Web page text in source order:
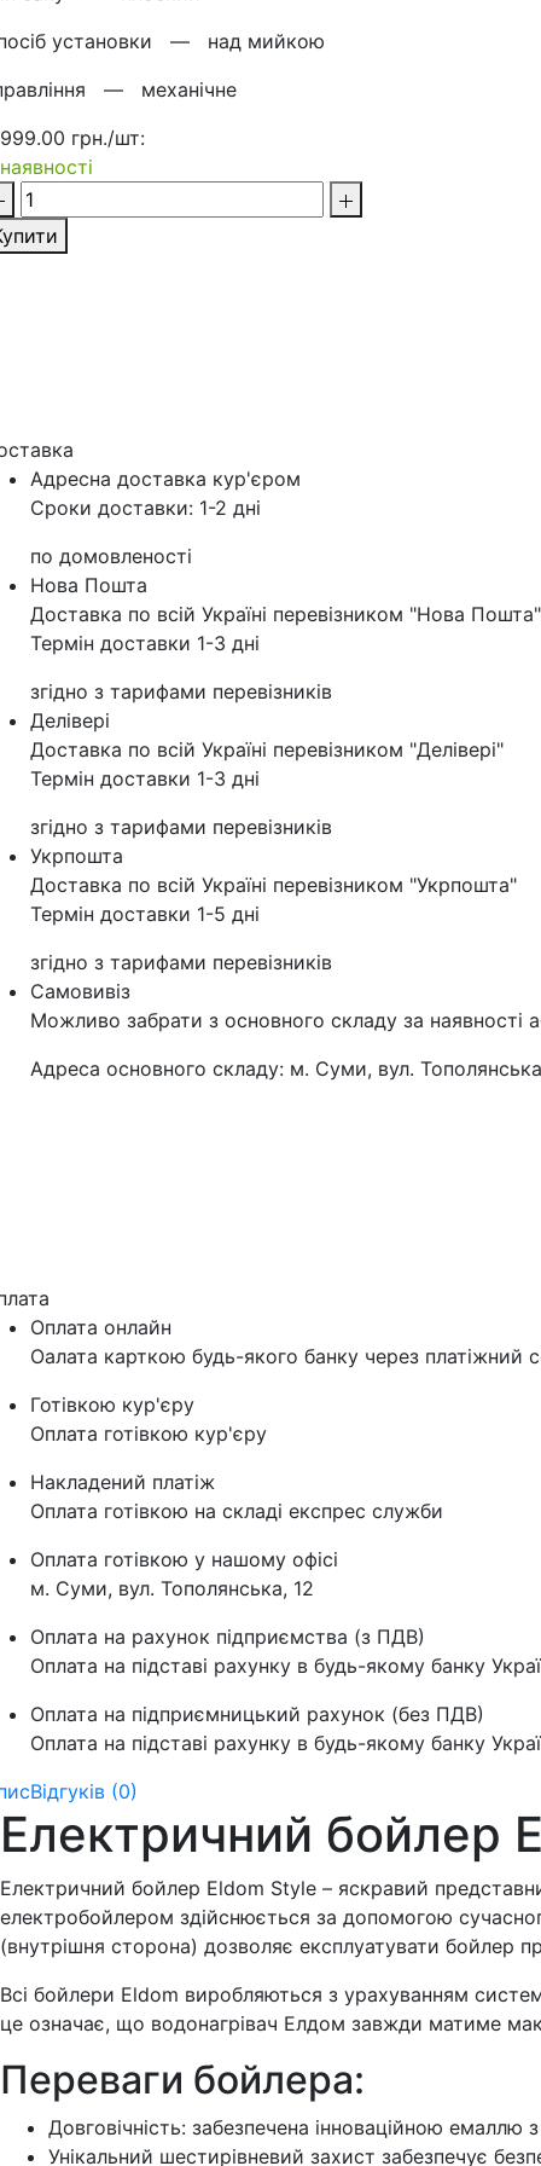
установки — над мийкою
— механічне
грн./шт:
Адресна доставка кур'‎єром
Сроки доставки: 1-2 дні
по домовленості
Нова Пошта
Доставка по всій Україні перевізником "Нова Пошта"
Термін доставки 1-3 дні
згідно з тарифами перевізників
Делівері
Доставка по всій Україні перевізником "Делівері"
Термін доставки 1-3 дні
згідно з тарифами перевізників
Укрпошта
Доставка по всій Україні перевізником "Укрпошта"
Термін доставки 1-5 дні
згідно з тарифами перевізників
Самовивіз
Можливо забрати з основного складу за наявності
Адреса основного складу: м. Суми, вул.
Оплата онлайн
Оалата карткою будь-якого банку через платіжний
Готівкою кур'єру
Оплата готівкою кур'єру
Накладений платіж
Оплата готівкою на складі експрес служби
Оплата готівкою у нашому офісі
м. Суми, вул. Тополянська, 12
Оплата на рахунок підприємства (з ПДВ)
Оплата на підставі рахунку в будь-якому банку
Оплата на підприємницький рахунок (без ПДВ)
Оплата на підставі рахунку в будь-якому банку
Відгуків (0)
Електричний бойлер
Електричний бойлер Eldom Style – яскравий
електробойлером здійснюється за допомогою
(внутрішня сторона) дозволяє експлуатувати бойлер
Всі бойлери Eldom виробляються з урахуванням
це означає, що водонагрівач Елдом завжди матиме
Переваги бойлера:
Довговічність: забезпечена інноваційною
Унікальний шестирівневий захист забезпечує